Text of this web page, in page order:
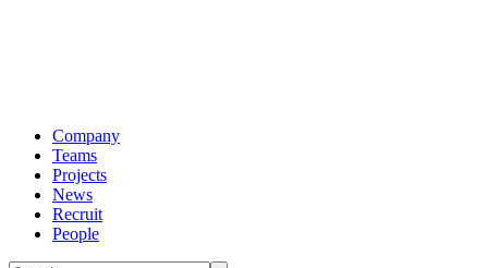
Company
Teams
Projects
News
Recruit
People